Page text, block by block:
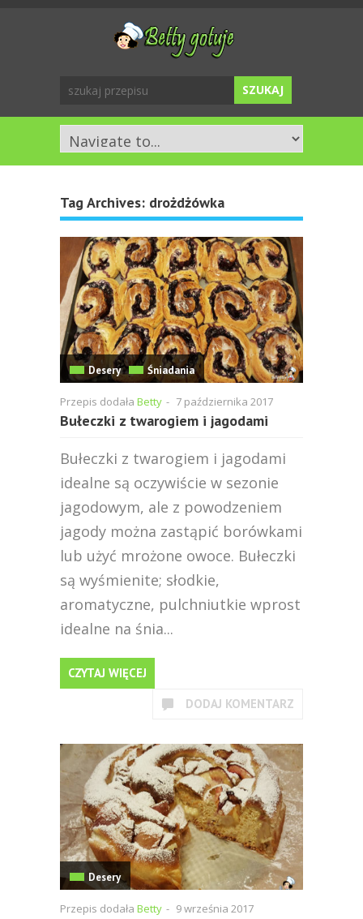
Tag Archives: drożdżówka
Desery Śniadania
Przepis dodała Betty - 7 października 2017
Bułeczki z twarogiem i jagodami
Bułeczki z twarogiem i jagodami
idealne są oczywiście w sezonie
jagodowym, ale z powodzeniem
jagody można zastąpić borówkami
lub użyć mrożone owoce. Bułeczki
są wyśmienite; słodkie,
aromatyczne, pulchniutkie wprost
idealne na śnia...
CZYTAJ WIĘCEJ
DODAJ KOMENTARZ
Desery
Przepis dodała Betty - 9 września 2017